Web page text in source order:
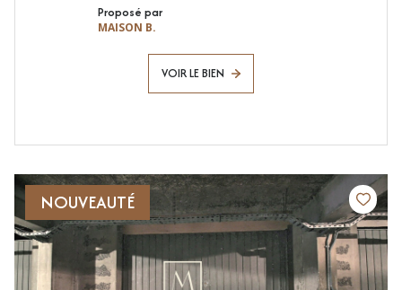
Proposé par
MAISON B.
VOIR LE BIEN
NOUVEAUTÉ